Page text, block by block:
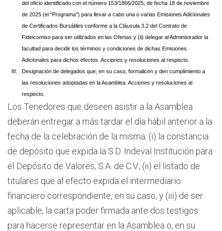
del oficio identificado con el número 153/1866/2025, de fecha 18 de noviembre
de 2025 (el "Programa") para llevar a cabo una o varias Emisiones Adicionales
de Certificados Bursátiles conforme a la Cláusula 3.2 del Contrato de
Fideicomiso para ser utilizados en las Ofertas y (ii) delegar al Administrador la
facultad para decidir los términos y condiciones de dichas Emisiones
Adicionales para dichos efectos. Acciones y resoluciones al respecto.
III.
Designación de delegados que, en su caso, formalicen y den cumplimiento a
las resoluciones adoptadas en la Asamblea. Acciones y resoluciones al
respecto.
Los Tenedores que deseen asistir a la Asamblea
deberán entregar a más tardar el día hábil anterior a la
fecha de la celebración de la misma: (i) la constancia
de depósito que expida la S.D. Indeval Institución para
el Depósito de Valores, S.A. de C.V., (ii) el listado de
titulares que al efecto expida el intermediario
financiero correspondiente, en su caso, y (iii) de ser
aplicable, la carta poder firmada ante dos testigos
para hacerse representar en la Asamblea o, en su